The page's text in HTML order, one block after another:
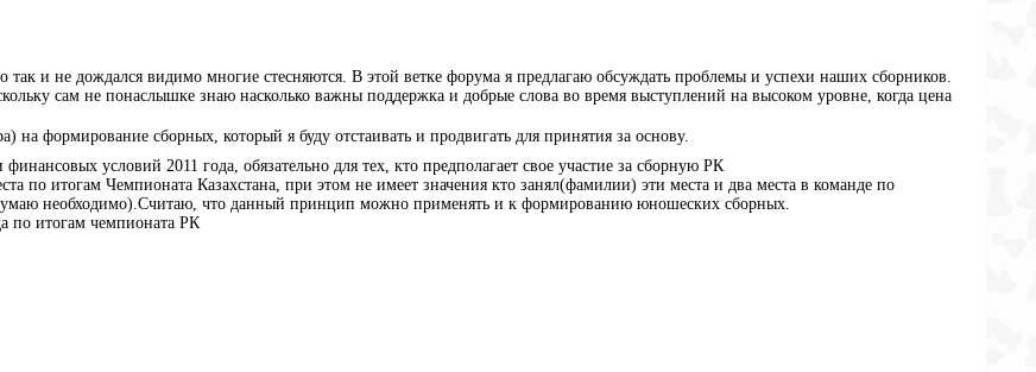
и не дождался видимо многие стесняются. В этой ветке форума я предлагаю обсуждать проблемы и успехи наших сборников.
сам не понаслышке знаю насколько важны поддержка и добрые слова во время выступлений на высоком уровне, когда цена
на формирование сборных, который я буду отстаивать и продвигать для принятия за основу.
условий 2011 года, обязательно для тех, кто предполагает свое участие за сборную РК
по итогам Чемпионата Казахстана, при этом не имеет значения кто занял(фамилии) эти места и два места в команде по
необходимо).Считаю, что данный принцип можно применять и к формированию юношеских сборных.
по итогам чемпионата РК